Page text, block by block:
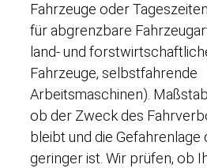
Fahrzeuge oder
für abgrenzbare
land- und
Fahrzeuge, selbstfahrende
Arbeitsmaschinen).
ob der Zweck des
bleibt und die Gefahrenlage
geringer ist. Wir prüfen, ob